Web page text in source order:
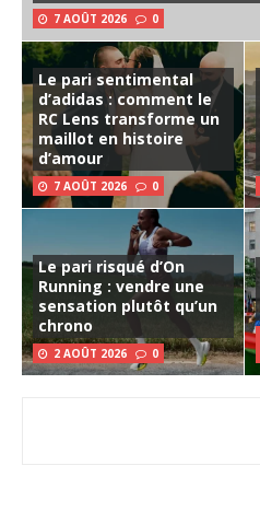
7 AOÛT 2026 0
Le pari sentimental
d’adidas : comment le
RC Lens transforme un
maillot en histoire
d’amour
7 AOÛT 2026 0
Le pari risqué d’On
Running : vendre une
sensation plutôt qu’un
chrono
2 AOÛT 2026 0